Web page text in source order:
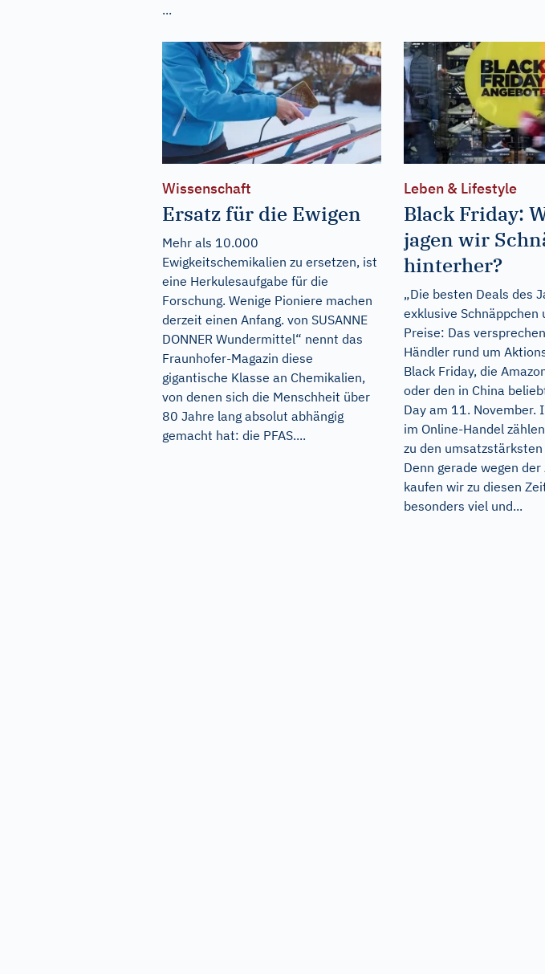
...
Wissenschaft
Ersatz für die Ewigen
Mehr als 10.000
Ewigkeitschemikalien zu ersetzen, ist
eine Herkulesaufgabe für die
Forschung. Wenige Pioniere machen
derzeit einen Anfang. von SUSANNE
DONNER Wundermittel“ nennt das
Fraunhofer-Magazin diese
gigantische Klasse an Chemikalien,
von denen sich die Menschheit über
80 Jahre lang absolut abhängig
gemacht hat: die PFAS....
Leben & Lifestyle
Black Friday:
jagen wir
hinterher?
„Die besten Deals des
exklusive Schnäppchen
Preise: Das
Händler rund um
Black Friday, die
oder den in China
Day am 11. November.
im Online-Handel
zu den
Denn gerade wegen
kaufen wir zu diesen
besonders viel und...